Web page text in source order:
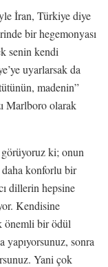
İran, Türkiye diye
bir hegemonyası
senin kendi
uyarlarsak da
madenin”
Marlboro olarak
ki; onun
daha konforlu bir
dillerin hepsine
Kendisine
önemli bir ödül
yapıyorsunuz, sonra
Yani çok